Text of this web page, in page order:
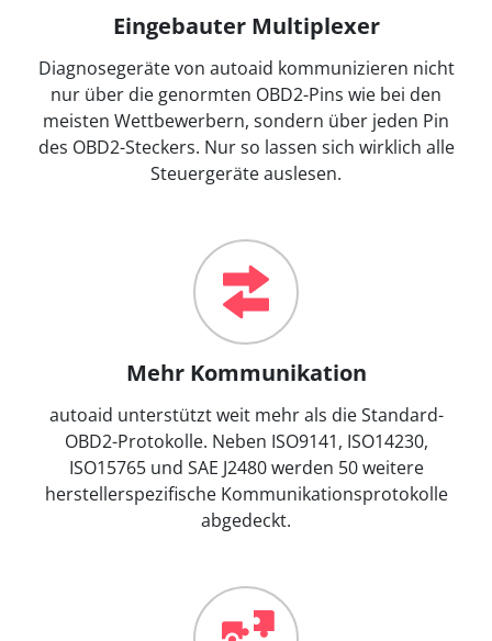
Eingebauter Multiplexer
Diagnosegeräte von autoaid kommunizieren nicht
nur über die genormten OBD2-Pins wie bei den
meisten Wettbewerbern, sondern über jeden Pin
des OBD2-Steckers. Nur so lassen sich wirklich alle
Steuergeräte auslesen.
Mehr Kommunikation
autoaid unterstützt weit mehr als die Standard-
OBD2-Protokolle. Neben ISO9141, ISO14230,
ISO15765 und SAE J2480 werden 50 weitere
herstellerspezifische Kommunikationsprotokolle
abgedeckt.